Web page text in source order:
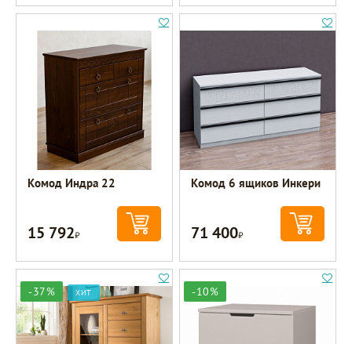
Комод Индра 22
15 792Р
Комод 6 ящиков Инкери
71 400Р
-37% ХИТ -10%